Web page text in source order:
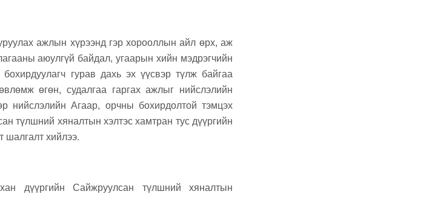
ажлын хүрээнд гэр хорооллын айл өрх, аж
аюулгүй байдал, угаарын хийн мэдрэгчийн
гурав дахь эх үүсвэр түлж байгаа
өгөн, судалгаа гаргах ажлыг нийслэлийн
нийслэлийн Агаар, орчны бохирдолтой тэмцэх
түлшний хяналтын хэлтэс хамтран тус дүүргийн
шалгалт хийлээ.
дүүргийн Сайжруулсан түлшний хяналтын